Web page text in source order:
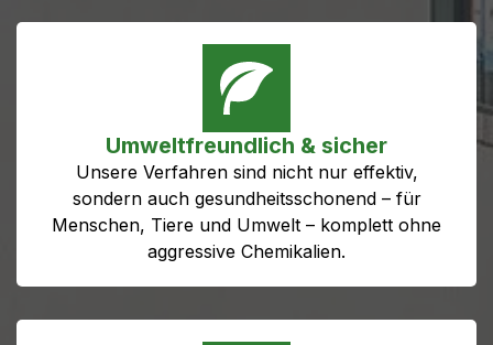
Umweltfreundlich & sicher
Unsere Verfahren sind nicht nur effektiv,
sondern auch gesundheitsschonend – für
Menschen, Tiere und Umwelt – komplett ohne
aggressive Chemikalien.